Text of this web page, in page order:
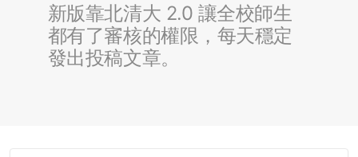
新版靠北清大 2.0 讓全校師生
都有了審核的權限，每天穩定
發出投稿文章。